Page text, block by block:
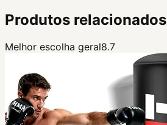
Produtos relacionados
Melhor escolha geral8.7